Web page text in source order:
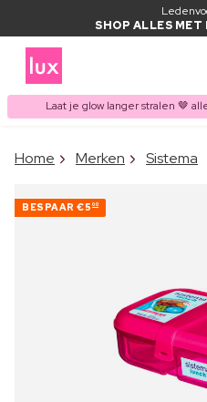
SHOP ALLES MET
Laat je glow langer stralen 🤎
ITEM
Home Merken Sistema
BESPAAR €5 00